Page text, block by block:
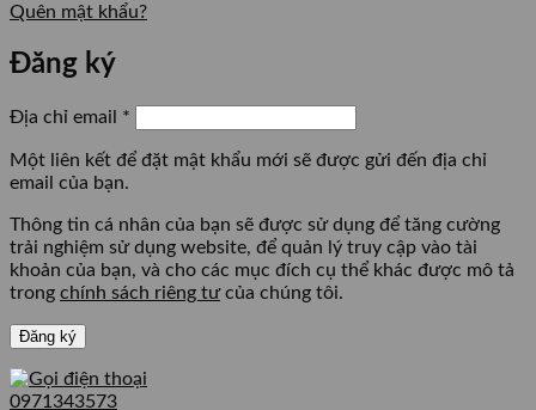
Quên mật khẩu?
Đăng ký
Địa chỉ email *
Một liên kết để đặt mật khẩu mới sẽ được gửi đến địa chỉ
email của bạn.
Thông tin cá nhân của bạn sẽ được sử dụng để tăng cường
trải nghiệm sử dụng website, để quản lý truy cập vào tài
khoản của bạn, và cho các mục đích cụ thể khác được mô tả
trong chính sách riêng tưcủa chúng tôi.
Đăng ký
0971343573